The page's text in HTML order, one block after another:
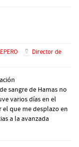
Director de
sangre de Hamas no
varios días en el
que me desplazo en
a la avanzada